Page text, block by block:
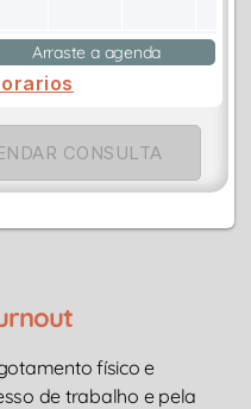
Arraste a agenda
CONSULTA
físico e
de trabalho e pela